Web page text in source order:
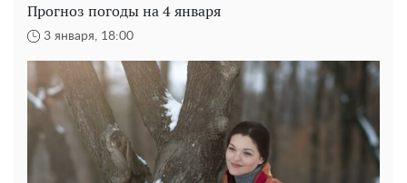
Прогноз погоды на 4 января
3 января, 18:00